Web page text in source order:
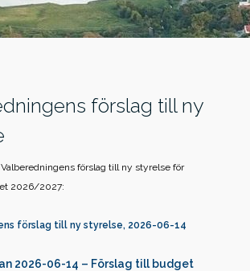
förslag till ny
förslag till ny styrelse för
2026/2027:
förslag till ny styrelse, 2026-06-14
2026-06-14 – Förslag till budget